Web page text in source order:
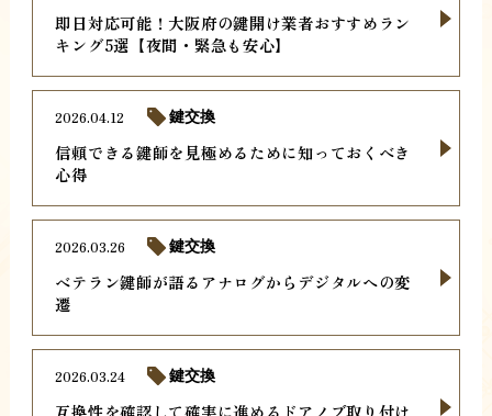
即日対応可能！大阪府の鍵開け業者おすすめラン
キング5選【夜間・緊急も安心】
信頼できる鍵師を見極めるために知っておくべき
心得
2026.04.12 鍵交換
ベテラン鍵師が語るアナログからデジタルへの変
遷
2026.03.26 鍵交換
互換性を確認して確実に進めるドアノブ取り付け
2026.03.24 鍵交換